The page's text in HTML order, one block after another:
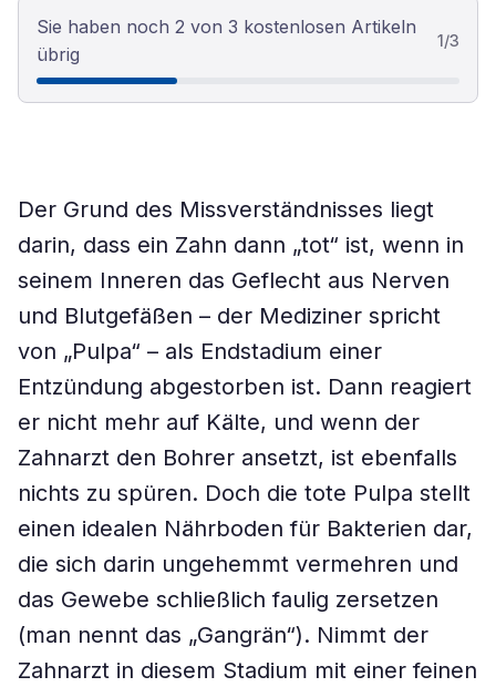
Sie haben noch 2 von 3 kostenlosen Artikeln
übrig
1/3
Der Grund des Missverständnisses liegt
darin, dass ein Zahn dann „tot“ ist, wenn in
seinem Inneren das Geflecht aus Nerven
und Blutgefäßen – der Mediziner spricht
von „Pulpa“ – als Endstadium einer
Entzündung abgestorben ist. Dann reagiert
er nicht mehr auf Kälte, und wenn der
Zahnarzt den Bohrer ansetzt, ist ebenfalls
nichts zu spüren. Doch die tote Pulpa stellt
einen idealen Nährboden für Bakterien dar,
die sich darin ungehemmt vermehren und
das Gewebe schließlich faulig zersetzen
(man nennt das „Gangrän“). Nimmt der
Zahnarzt in diesem Stadium mit einer feinen